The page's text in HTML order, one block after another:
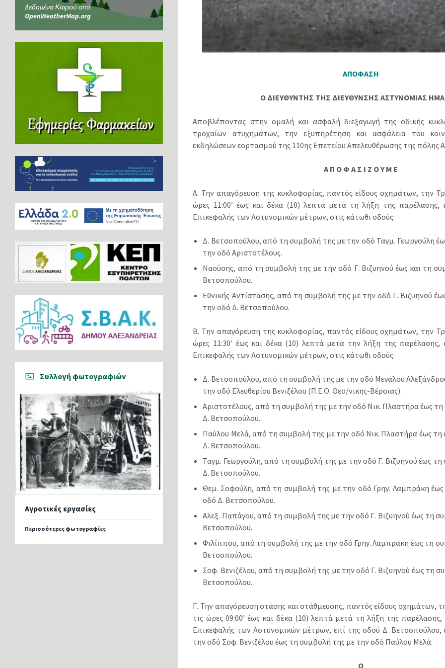
ΑΠΟΦΑΣΗ
Ο ΔΙΕΥΘΥΝΤΗΣ ΤΗΣ ΔΙΕΥΘΥΝΣΗΣ ΑΣΤΥΝΟΜΙΑΣ
Αποβλέποντας στην ομαλή και ασφαλή διεξαγωγή της οδικής
τροχαίων ατυχημάτων, την εξυπηρέτηση και ασφάλεια του
εκδηλώσεων εορτασμού της 110ης Επετείου Απελευθέρωσης της πόλης
Α Π Ο Φ Α Σ Ι Ζ Ο Υ Μ Ε
Α. Την απαγόρευση της κυκλοφορίας, παντός είδους οχημάτων, την
ώρες 11:00′ έως και δέκα (10) λεπτά μετά τη λήξη της
Επικεφαλής των Αστυνομικών μέτρων, στις κάτωθι οδούς:
Δ. Βετσοπούλου, από τη συμβολή της με την οδό Ταγμ. Γεωργούλη
την οδό Αριστοτέλους.
Ναούσης, από τη συμβολή της με την οδό Γ. Βιζυηνού έως και τη
Βετσοπούλου.
Εθνικής Αντίστασης, από τη συμβολή της με την οδό Γ. Βιζυηνού
την οδό Δ. Βετσοπούλου.
Β. Την απαγόρευση της κυκλοφορίας, παντός είδους οχημάτων, την
ώρες 11:30′ έως και δέκα (10) λεπτά μετά την λήξη της
Επικεφαλής των Αστυνομικών μέτρων, στις κάτωθι οδούς:
Δ. Βετσοπούλου, από τη συμβολή της με την οδό Μεγάλου
την οδό Ελευθερίου Βενιζέλου (Π.Ε.Ο. Θεσ/νικης-Βέροιας).
Αριστοτέλους, από τη συμβολή της με την οδό Νικ. Πλαστήρα έως
Δ. Βετσοπούλου.
Παύλου Μελά, από τη συμβολή της με την οδό Νικ. Πλαστήρα έως
Δ. Βετσοπούλου.
Ταγμ. Γεωργούλη, από τη συμβολή της με την οδό Γ. Βιζυηνού έως
Δ. Βετσοπούλου.
Θεμ. Σοφούλη, από τη συμβολή της με την οδό Γρηγ. Λαμπράκη
οδό Δ. Βετσοπούλου.
Αλεξ. Παπάγου, από τη συμβολή της με την οδό Γ. Βιζυηνού έως τη
Βετσοπούλου.
Φιλίππου, από τη συμβολή της με την οδό Γρηγ. Λαμπράκη έως τη
Βετσοπούλου.
Σοφ. Βενιζέλου, από τη συμβολή της με την οδό Γ. Βιζυηνού έως τη
Βετσοπούλου.
Γ. Την απαγόρευση στάσης και στάθμευσης, παντός είδους οχημάτων,
τις ώρες 09:00′ έως και δέκα (10) λεπτά μετά τη λήξη της
Επικεφαλής των Αστυνομικών μέτρων, επί της οδού Δ.
την οδό Σοφ. Βενιζέλου έως τη συμβολή της με την οδό Παύλου Μελά.
Ο
Δεδομένα Καιρού από
OpenWeatherMap.org
Συλλογή φωτογραφιών
Αγροτικές εργασίες
Περισσότερες φωτογραφίες